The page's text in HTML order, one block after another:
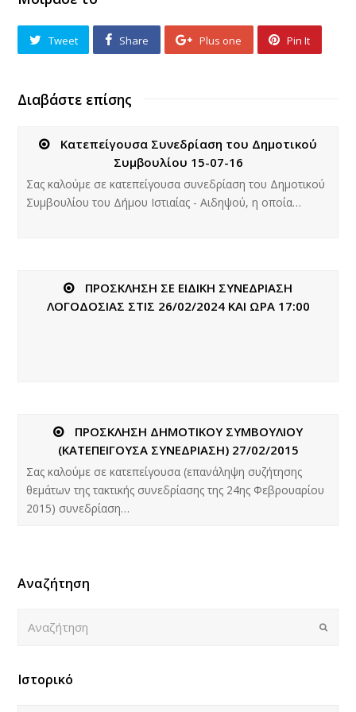
Tweet Share Plus one Pin It
Διαβάστε επίσης
Κατεπείγουσα Συνεδρίαση του Δημοτικού
Συμβουλίου 15-07-16
Σας καλούμε σε κατεπείγουσα συνεδρίαση του Δημοτικού
Συμβουλίου του Δήμου Ιστιαίας - Αιδηψού, η οποία…
ΠΡΟΣΚΛΗΣΗ ΣΕ ΕΙΔΙΚΗ ΣΥΝΕΔΡΙΑΣΗ
ΛΟΓΟΔΟΣΙΑΣ ΣΤΙΣ 26/02/2024 ΚΑΙ ΩΡΑ 17:00
ΠΡΟΣΚΛΗΣΗ ΔΗΜΟΤΙΚΟΥ ΣΥΜΒΟΥΛΙΟΥ
(ΚΑΤΕΠΕΙΓΟΥΣΑ ΣΥΝΕΔΡΙΑΣΗ) 27/02/2015
Σας καλούμε σε κατεπείγουσα (επανάληψη συζήτησης
θεμάτων της τακτικής συνεδρίασης της 24ης Φεβρουαρίου
2015) συνεδρίαση…
Αναζήτηση
Submit
Ιστορικό